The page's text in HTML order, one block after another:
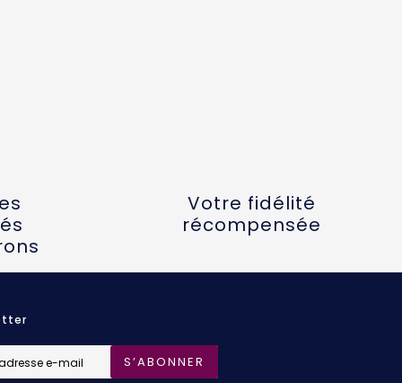
Votre fidélité
récompensée
S’ABONNER